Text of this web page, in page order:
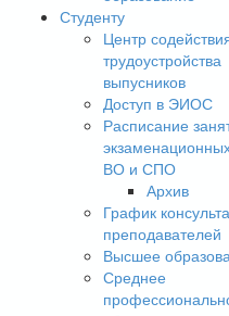
Студенту
Центр
трудоустройства
выпусников
Доступ в ЭИОС
Расписание
ВО и СПО
Архив
График
преподавателей
Высшее
Среднее